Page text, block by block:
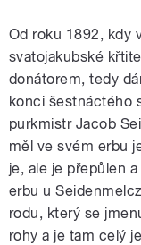
Od roku 1892, kdy
svatojakubské
donátorem, tedy
konci šestnáctého
purkmistr Jacob
měl ve svém erbu
je, ale je přepůlen
erbu u
rodu, který se
rohy a je tam celý